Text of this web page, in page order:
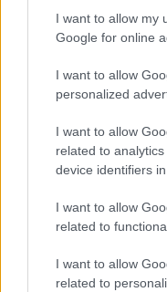
I want to allow my
Google for online
I want to allow
personalized
I want to allow
related to
device identifiers in
I want to allow
related to
I want to allow
related to
Continua a
SERVIZI PER LE AZIENDE